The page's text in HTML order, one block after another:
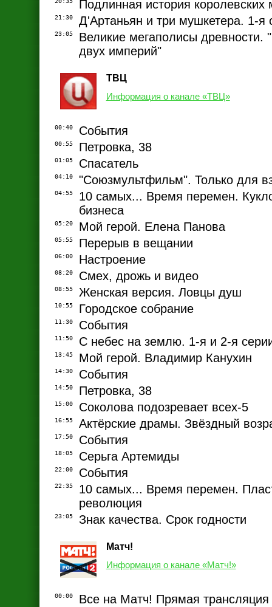
Подлинная история королевских
21:30 Д'Артаньян и три мушкетера. 1-я
23:05
Великие мегаполисы древности.
двух империй"
ТВЦ
Информация о канале «ТВЦ»
00:40 События
00:55 Петровка, 38
01:05 Спасатель
04:10 "Союзмультфильм". Только для
04:55
10 самых... Время перемен.
бизнеса
05:20 Мой герой. Елена Панова
05:55 Перерыв в вещании
06:00 Настроение
08:20 Смех, дрожь и видео
08:55 Женская версия. Ловцы душ
10:55 Городское собрание
11:30 События
11:50 С небес на землю. 1-я и 2-я
13:45 Мой герой. Владимир Канухин
14:30 События
14:50 Петровка, 38
15:00 Соколова подозревает всех-5
16:55 Актёрские драмы. Звёздный
17:50 События
18:05 Серьга Артемиды
22:00 События
22:35
10 самых... Время перемен.
революция
23:05 Знак качества. Срок годности
Матч!
Информация о канале «Матч!»
00:00 Все на Матч! Прямая трансляция